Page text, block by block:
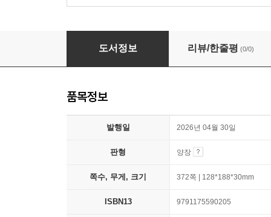
인간 지성에 관한 탐구
도서정보 리뷰/한줄평 (0/0)
품목정보
발행일 2026년 04월 30일
판형 양장
쪽수, 무게, 크기 372쪽 | 128*188*30mm
ISBN13 9791175590205